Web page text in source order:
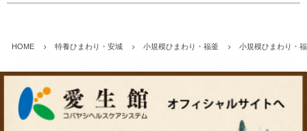
HOME 特養ひまわり・安城 小規模ひまわり・福釜 小規模ひまわり・